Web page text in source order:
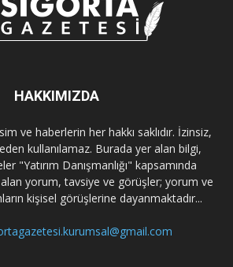
HAKKIMIZDA
ve haberlerin her hakkı saklıdır. İzinsiz,
kullanılamaz. Burada yer alan bilgi,
"Yatırım Danışmanlığı" kapsamında
yorum, tavsiye ve görüşler; yorum ve
kişisel görüşlerine dayanmaktadır...